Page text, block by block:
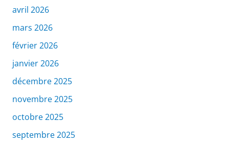
avril 2026
mars 2026
février 2026
janvier 2026
décembre 2025
novembre 2025
octobre 2025
septembre 2025